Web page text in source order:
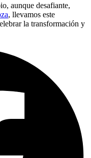
aunque desafiante,
, llevamos este
la transformación y